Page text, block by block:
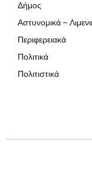
Δήμος
Αστυνομικά –
Περιφερειακά
Πολιτικά
Πολιτιστικά